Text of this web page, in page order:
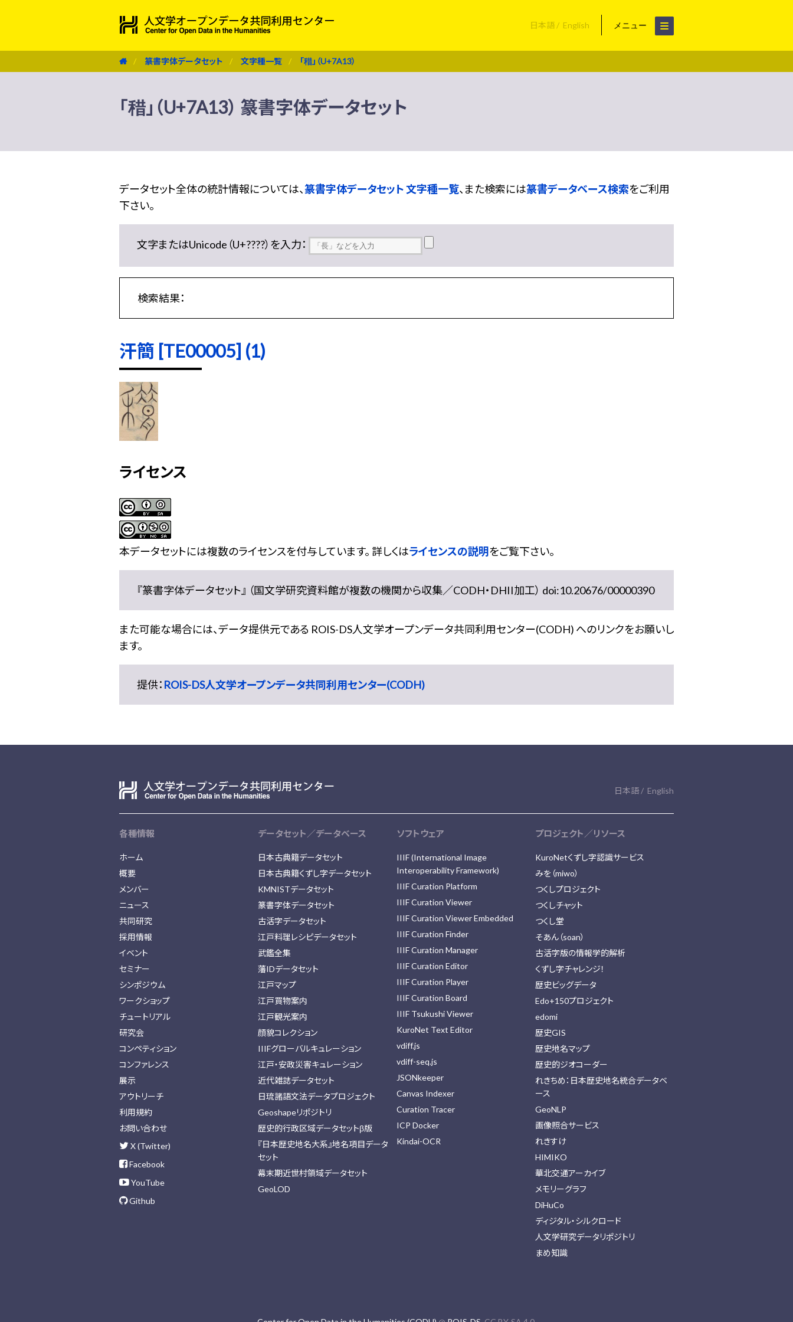
日本語 English メニュー
篆書字体データセット 文字種一覧 「稓」（U+7A13）
「稓」（U+7A13） 篆書字体データセット
データセット全体の統計情報については、篆書字体データセット 文字種一覧、また検索には篆書データベース検索をご利用
下さい。
文字またはUnicode（U+????）を入力：
検索結果：
汗簡 [TE00005] (1)
ライセンス
本データセットには複数のライセンスを付与しています。 詳しくはライセンスの説明をご覧下さい。
『篆書字体データセット』 （国文学研究資料館が複数の機関から収集／CODH・DHII加工） doi:10.20676/00000390
また可能な場合には、データ提供元である ROIS-DS人文学オープンデータ共同利用センター(CODH) へのリンクをお願いし
ます。
提供： ROIS-DS人文学オープンデータ共同利用センター(CODH)
日本語 English
各種情報
ホーム
概要
メンバー
ニュース
共同研究
採用情報
イベント
セミナー
シンポジウム
ワークショップ
チュートリアル
研究会
コンペティション
コンファレンス
展示
アウトリーチ
利用規約
お問い合わせ
X (Twitter)
Facebook
YouTube
Github
データセット／データベース
日本古典籍データセット
日本古典籍くずし字データセット
KMNISTデータセット
篆書字体データセット
古活字データセット
江戸料理レシピデータセット
武鑑全集
藩IDデータセット
江戸マップ
江戸買物案内
江戸観光案内
顔貌コレクション
IIIFグローバルキュレーション
江戸・安政災害キュレーション
近代雑誌データセット
日琉諸語文法データプロジェクト
Geoshapeリポジトリ
歴史的行政区域データセットβ版
『日本歴史地名大系』地名項目データ
セット
幕末期近世村領域データセット
GeoLOD
ソフトウェア
IIIF (International Image
Interoperability Framework)
IIIF Curation Platform
IIIF Curation Viewer
IIIF Curation Viewer Embedded
IIIF Curation Finder
IIIF Curation Manager
IIIF Curation Editor
IIIF Curation Player
IIIF Curation Board
IIIF Tsukushi Viewer
KuroNet Text Editor
vdiff.js
vdiff-seq.js
JSONkeeper
Canvas Indexer
Curation Tracer
ICP Docker
Kindai-OCR
プロジェクト／リソース
KuroNetくずし字認識サービス
みを（miwo）
つくしプロジェクト
つくしチャット
つくし堂
そあん（soan）
古活字版の情報学的解析
くずし字チャレンジ！
歴史ビッグデータ
Edo+150プロジェクト
edomi
歴史GIS
歴史地名マップ
歴史的ジオコーダー
れきちめ：日本歴史地名統合データベ
ース
GeoNLP
画像照合サービス
れきすけ
HIMIKO
華北交通アーカイブ
メモリーグラフ
DiHuCo
ディジタル・シルクロード
人文学研究データリポジトリ
まめ知識